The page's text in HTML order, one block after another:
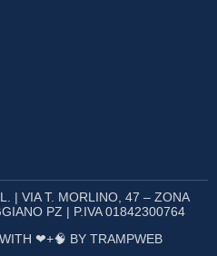
| VIA T. MORLINO, 47 – ZONA
PZ | P.IVA 01842300764
❤+🧠 BY TRAMPWEB